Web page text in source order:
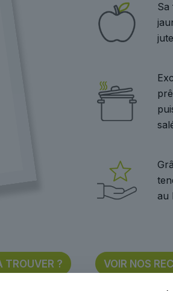
Sa
au
TROUVER ? VOIR NOS